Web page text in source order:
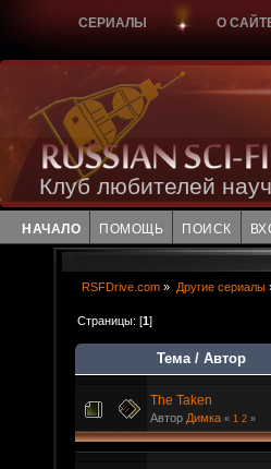
СЕРИАЛЫ О
Клуб любителей
НАЧАЛО ПОМОЩЬ ПОИСК
RSFDrive.com » Другие сериалы
Страницы: [1]
Тема/Автор
The Taken
Автор Димка « 1 2 »